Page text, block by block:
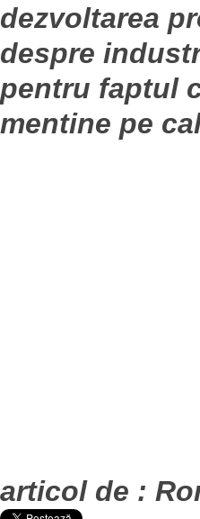
dezvoltarea
despre
pentru faptul
mentine pe
articol de :